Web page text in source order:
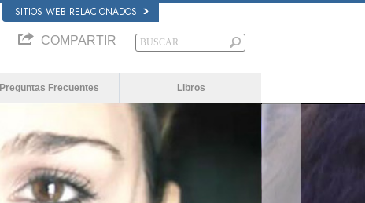
SITIOS WEB RELACIONADOS
COMPARTIR
Preguntas Frecuentes Libros